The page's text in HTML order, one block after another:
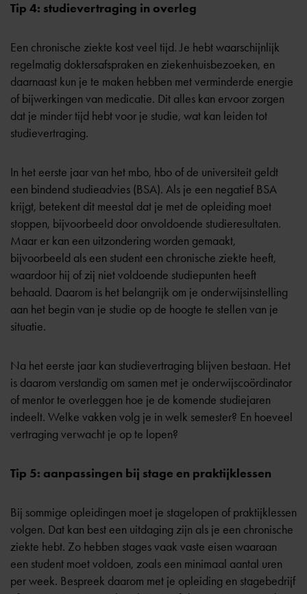
Tip 4: studievertraging in overleg
Een chronische ziekte kost veel tijd. Je hebt waarschijnlijk
regelmatig doktersafspraken en ziekenhuisbezoeken, en
daarnaast kun je te maken hebben met verminderde energie
of bijwerkingen van medicatie. Dit alles kan ervoor zorgen
dat je minder tijd hebt voor je studie, wat kan leiden tot
studievertraging.
In het eerste jaar van het mbo, hbo of de universiteit geldt
een bindend studieadvies (BSA). Als je een negatief BSA
krijgt, betekent dit meestal dat je met de opleiding moet
stoppen, bijvoorbeeld door onvoldoende studieresultaten.
Maar er kan een uitzondering worden gemaakt,
bijvoorbeeld als een student een chronische ziekte heeft,
waardoor hij of zij niet voldoende studiepunten heeft
behaald. Daarom is het belangrijk om je onderwijsinstelling
aan het begin van je studie op de hoogte te stellen van je
situatie.
Na het eerste jaar kan studievertraging blijven bestaan. Het
is daarom verstandig om samen met je onderwijscoördinator
of mentor te overleggen hoe je de komende studiejaren
indeelt. Welke vakken volg je in welk semester? En hoeveel
vertraging verwacht je op te lopen?
Tip 5: aanpassingen bij stage en praktijklessen
Bij sommige opleidingen moet je stagelopen of praktijklessen
volgen. Dat kan best een uitdaging zijn als je een chronische
ziekte hebt. Zo hebben stages vaak vaste eisen waaraan
een student moet voldoen, zoals een minimaal aantal uren
per week. Bespreek daarom met je opleiding en stagebedrijf